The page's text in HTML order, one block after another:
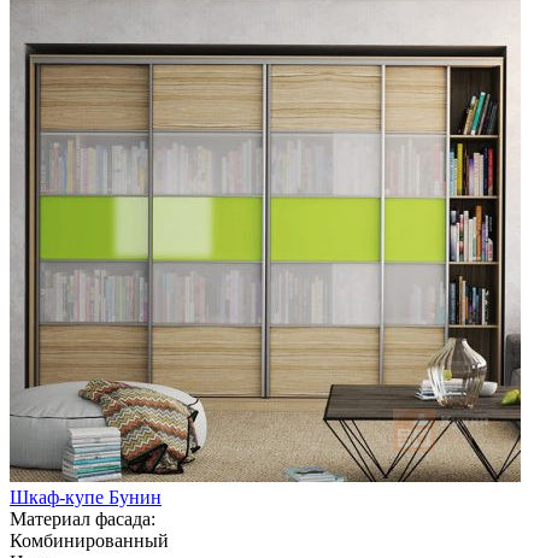
Шкаф-купе Бунин
Материал фасада:
Комбинированный